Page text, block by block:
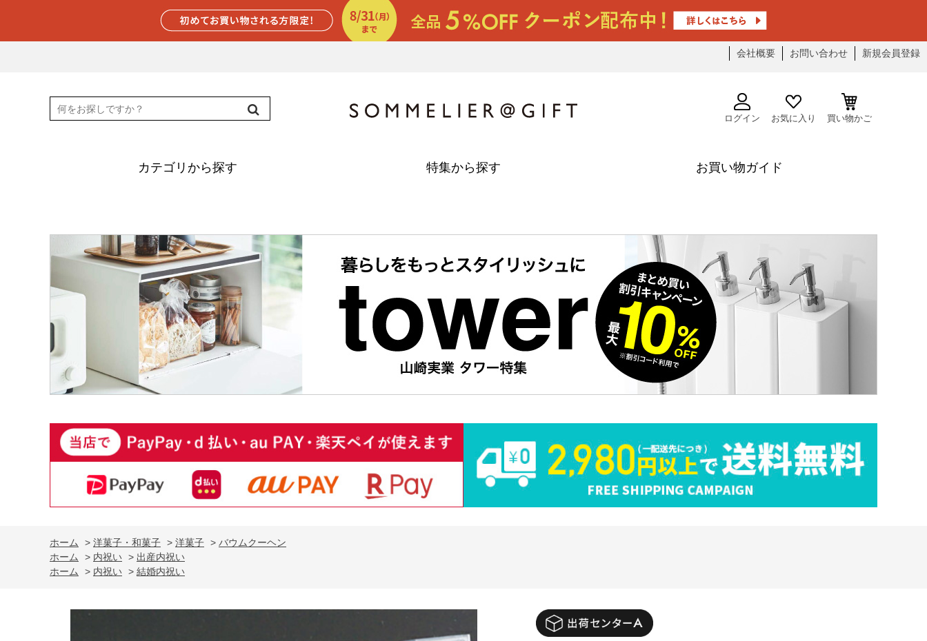
会社概要 お問い合わせ 新規会員登録
ログイン お気に入り 買い物かご
カテゴリから探す 特集から探す お買い物ガイド
ホーム > 洋菓子・和菓子 > 洋菓子 > バウムクーヘン
ホーム
> 内祝い > 出産内祝い
ホーム
> 内祝い > 結婚内祝い